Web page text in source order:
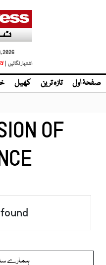
2026
اشتہار لگائیں |
صفحۂ اول تازہ ترین کھیل
OF
ہمارے